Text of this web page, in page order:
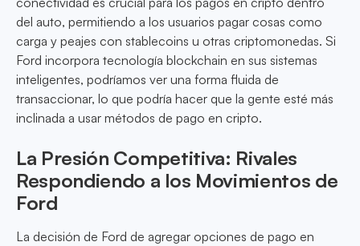
del auto, permitiendo a los usuarios pagar cosas como
carga y peajes con stablecoins u otras criptomonedas. Si
Ford incorpora tecnología blockchain en sus sistemas
inteligentes, podríamos ver una forma fluida de
transaccionar, lo que podría hacer que la gente esté más
inclinada a usar métodos de pago en cripto.
La Presión Competitiva: Rivales
Respondiendo a los Movimientos de
Ford
La decisión de Ford de agregar opciones de pago en